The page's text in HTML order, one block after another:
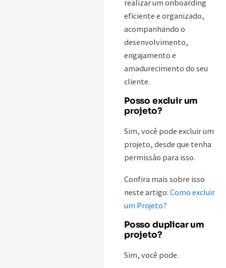
realizar um onboarding
eficiente e organizado,
acompanhando o
desenvolvimento,
engajamento e
amadurecimento do seu
cliente.
Posso excluir um
projeto?
Sim, você pode excluir um
projeto, desde que tenha
permissão para isso.
Confira mais sobre isso
neste artigo: Como excluir
um Projeto?
Posso duplicar um
projeto?
Sim, você pode.